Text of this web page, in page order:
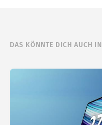
DAS KÖNNTE DICH AUCH